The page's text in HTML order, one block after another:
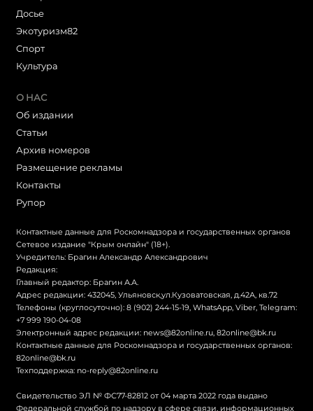
Досье
Экотуризм82
Cпорт
Культура
О НАС
Об издании
Статьи
Архив номеров
Размещение рекламы
Контакты
Рупор
Контактные данные для Роскомнадзора и государственных органов
Сетевое издание "Крым онлайн" (18+).
Учредитель: Брагин Александр Александрович
Редакция:
Главный редактор: Брагин А.А.
Адрес редакции: 432045, Ульяновск,ул.Кузоватовская, д.42А, кв.72
Телефоны (круглосуточно): 8 (902) 244-15-19, WhatsApp, Viber, Telegram:
+7 999 190-04-08
Электронный адрес редакции: news@82online.ru 82online@bk.ru
Контактные данные для Роскомнадзора и государственных органов:
82online@bk.ru
Техподдержка: no-reply@82online.ru
Свидетельство ЭЛ № ФС77-82812 от 04 марта 2022 года выдано
Федеральной службой по надзору в сфере связи, информационных